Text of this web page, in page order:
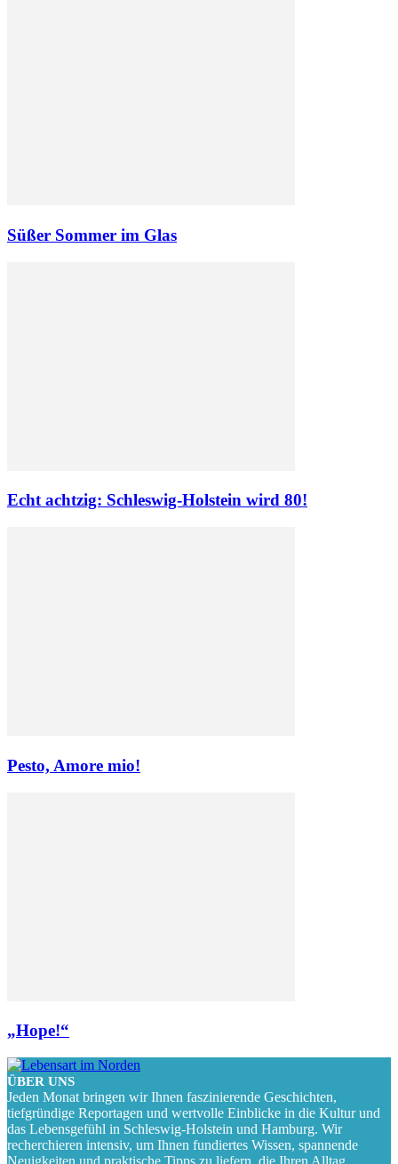
Süßer Sommer im Glas
Echt achtzig: Schleswig-Holstein wird 80!
Pesto, Amore mio!
„Hope!“
ÜBER UNS
Jeden Monat bringen wir Ihnen faszinierende Geschichten,
tiefgründige Reportagen und wertvolle Einblicke in die Kultur und
das Lebensgefühl in Schleswig-Holstein und Hamburg. Wir
recherchieren intensiv, um Ihnen fundiertes Wissen, spannende
Neuigkeiten und praktische Tipps zu liefern, die Ihren Alltag